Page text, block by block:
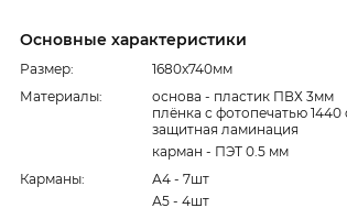
Основные характеристики
Размер:
1680x740мм
Материалы:
основа - пластик ПВХ 3мм
плёнка с фотопечатью 1440
защитная ламинация
карман - ПЭТ 0.5 мм
Карманы:
А4 - 7шт
А5 - 4шт